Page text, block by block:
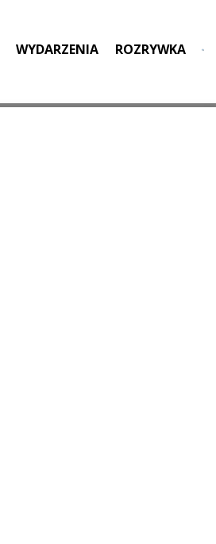
WYDARZENIA ROZRYWKA